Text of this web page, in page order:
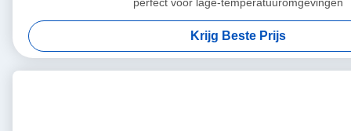
Krijg Beste Prijs